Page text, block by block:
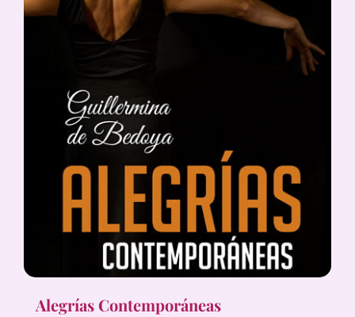
Alegrías Contemporáneas